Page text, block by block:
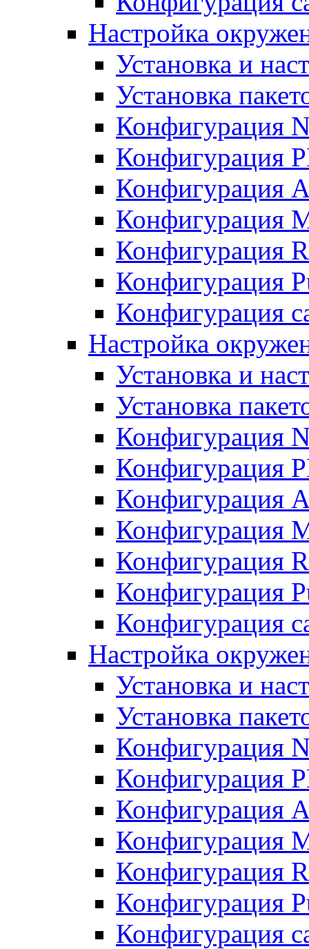
Настройка
Установка и
Установка
Конфигурация
Конфигурация
Конфигурация
Конфигурация
Конфигурация
Конфигурация
Конфигурация
Настройка
Установка и
Установка
Конфигурация
Конфигурация
Конфигурация
Конфигурация
Конфигурация
Конфигурация
Конфигурация
Настройка
Установка и
Установка
Конфигурация
Конфигурация
Конфигурация
Конфигурация
Конфигурация
Конфигурация
Конфигурация